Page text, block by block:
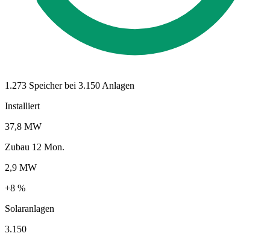
1.273 Speicher bei 3.150 Anlagen
Installiert
37,8 MW
Zubau 12 Mon.
2,9 MW
+8 %
Solaranlagen
3.150